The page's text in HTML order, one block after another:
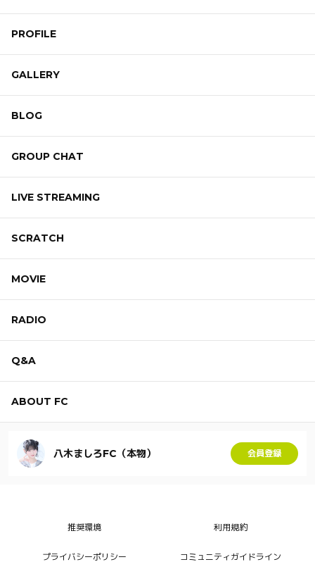
PROFILE
GALLERY
BLOG
GROUP CHAT
LIVE STREAMING
SCRATCH
MOVIE
RADIO
Q&A
ABOUT FC
八木ましろFC（本物） 会員登録
推奨環境 利用規約
プライバシーポリシー コミュニティガイドライン